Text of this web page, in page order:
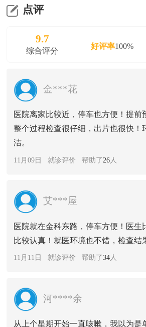
等，来缓解症状。
体质来判断是否适合食用，并在食
食用过量。
点评
9.7
综合评分 好评率100%
金***花
医院离家比较近，停车也方便！提前
整个过程检查很仔细，出片也很快！
洁。
11月09日 就诊评价 帮助了26人
艾***屋
医院就在金科东路，停车方便！医生
比较认真！就医环境也不错，检查结
11月11日 就诊评价 帮助了34人
河****余
从上个星期开始一直咳嗽，我以为是